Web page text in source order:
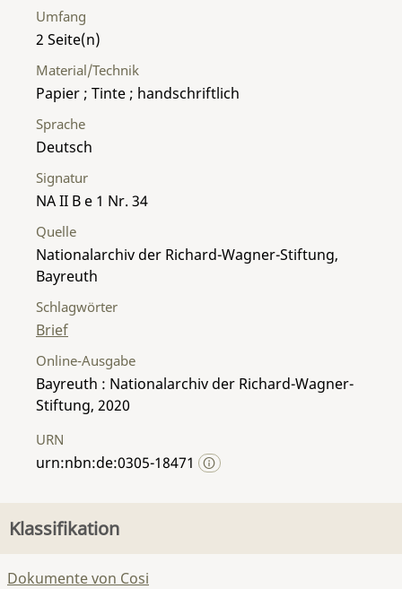
Umfang
2
Material/Technik
Papier ; Tinte ; handschriftlich
Sprache
Deutsch
Signatur
NA II B e 1 Nr. 34
Quelle
Nationalarchiv der Richard-Wagner-Stiftung,
Bayreuth
Schlagwörter
Brief
Online-Ausgabe
Bayreuth : Nationalarchiv der Richard-Wagner-
Stiftung, 2020
URN
urn:nbn:de:0305-18471
Klassifikation
Dokumente von Cosi